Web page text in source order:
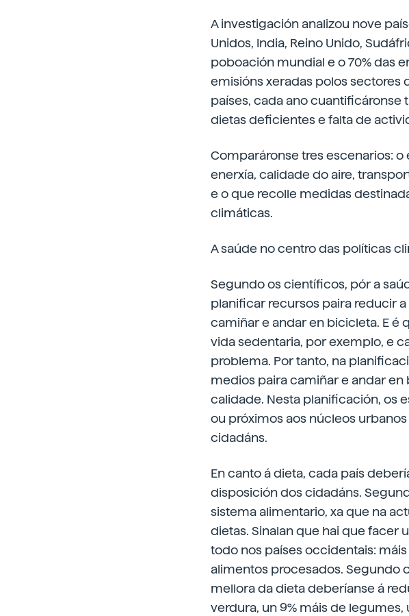
A investigación analizou nove
Unidos, India, Reino Unido,
poboación mundial e o 70% das
emisións xeradas polos sectores
países, cada ano
dietas deficientes e falta de
Comparáronse tres escenarios:
enerxía, calidade do aire,
e o que recolle medidas
climáticas.
A saúde no centro das políticas
Segundo os científicos, pór a
planificar recursos paira reducir
camiñar e andar en bicicleta. E é
vida sedentaria, por exemplo, e
problema. Por tanto, na
medios paira camiñar e andar
calidade. Nesta planificación, os
ou próximos aos núcleos
cidadáns.
En canto á dieta, cada país
disposición dos cidadáns.
sistema alimentario, xa que na
dietas. Sinalan que hai que facer
todo nos países occidentais:
alimentos procesados. Segundo
mellora da dieta deberíanse á
verdura, un 9% máis de legumes,